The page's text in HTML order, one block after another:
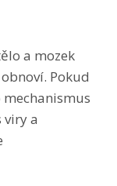
a mozek
Pokud
viry a